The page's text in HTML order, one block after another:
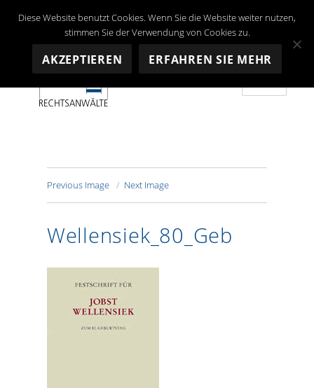
Previous Image Next Image
Wellensiek_80_Geb
Diese Website benutzt Cookies. Wenn Sie die Website weiter nutzen,
stimmen Sie der Verwendung von Cookies zu.
AKZEPTIEREN ERFAHREN SIE MEHR